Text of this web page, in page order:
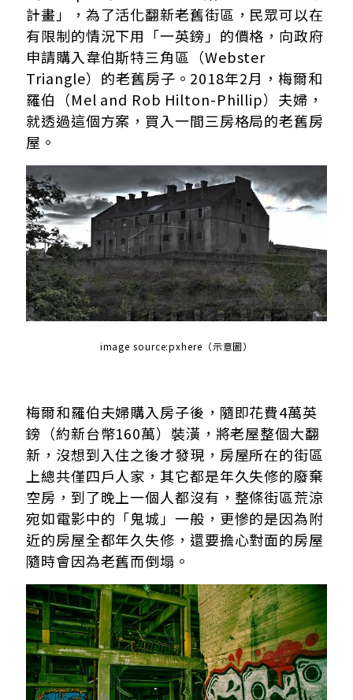
計畫」，為了活化翻新老舊街區，民眾可以在
有限制的情況下用「一英鎊」的價格，向政府
申請購入韋伯斯特三角區 （Webster
Triangle）的老舊房子。2018年2月， 梅爾和
羅伯（Mel and Rob Hilton-Phillip）夫婦，
就透過這個方案，買入一間三房格局的老舊房
屋。
image source:pxhere（示意圖）
梅爾和羅伯夫婦購入房子後，隨即花費4萬英
鎊（約新台幣160萬）裝潢，將老屋整個大翻
新，沒想到入住之後才發現，房屋所在的街區
上總共僅四戶人家，其它都是年久失修的廢棄
空房，到了晚上一個人都沒有，整條街區荒涼
宛如電影中的「鬼城」一般，更慘的是因為附
近的房屋全都年久失修，還要擔心對面的房屋
隨時會因為老舊而倒塌。